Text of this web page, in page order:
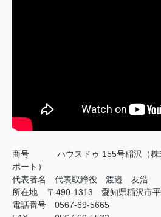
商号
ハウスドゥ 155号稲沢（株
ポート）
代表者名 代表取締役 渡邉 友浩
所在地 〒490-1313 愛知県稲沢市平
電話番号 0567-69-5665